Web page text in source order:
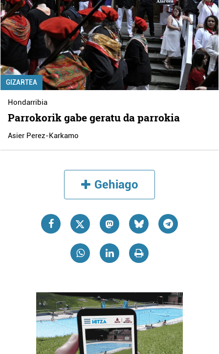
GIZARTEA
Hondarribia
Parrokorik gabe geratu da parrokia
Asier Perez-Karkamo
Gehiago